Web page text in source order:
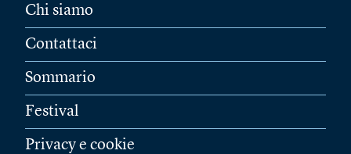
Chi siamo
Contattaci
Sommario
Festival
Privacy e cookie